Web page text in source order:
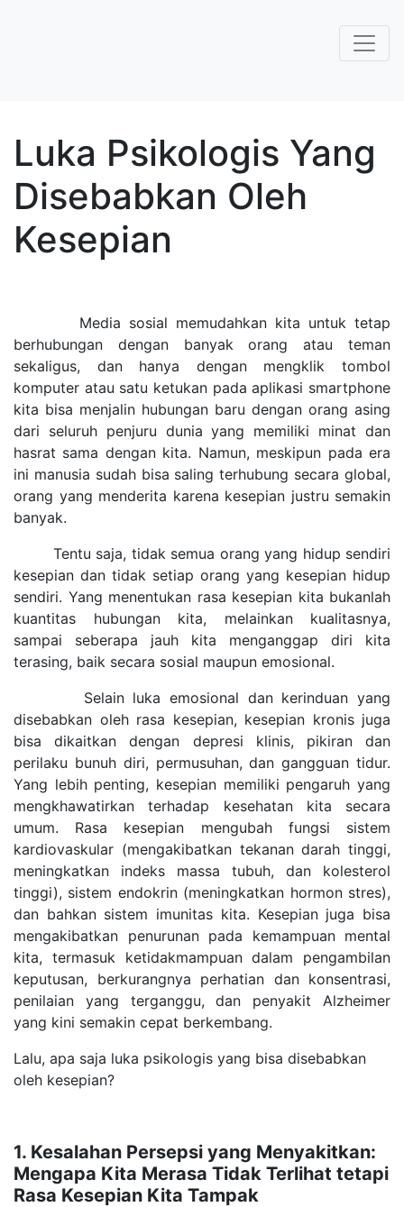
Luka Psikologis Yang
Disebabkan Oleh
Kesepian
Media sosial memudahkan kita untuk tetap
berhubungan dengan banyak orang atau teman
sekaligus, dan hanya dengan mengklik tombol
komputer atau satu ketukan pada aplikasi smartphone
kita bisa menjalin hubungan baru dengan orang asing
dari seluruh penjuru dunia yang memiliki minat dan
hasrat sama dengan kita. Namun, meskipun pada era
ini manusia sudah bisa saling terhubung secara global,
orang yang menderita karena kesepian justru semakin
banyak.
Tentu saja, tidak semua orang yang hidup sendiri
kesepian dan tidak setiap orang yang kesepian hidup
sendiri. Yang menentukan rasa kesepian kita bukanlah
kuantitas hubungan kita, melainkan kualitasnya,
sampai seberapa jauh kita menganggap diri kita
terasing, baik secara sosial maupun emosional.
Selain luka emosional dan kerinduan yang
disebabkan oleh rasa kesepian, kesepian kronis juga
bisa dikaitkan dengan depresi klinis, pikiran dan
perilaku bunuh diri, permusuhan, dan gangguan tidur.
Yang lebih penting, kesepian memiliki pengaruh yang
mengkhawatirkan terhadap kesehatan kita secara
umum. Rasa kesepian mengubah fungsi sistem
kardiovaskular (mengakibatkan tekanan darah tinggi,
meningkatkan indeks massa tubuh, dan kolesterol
tinggi), sistem endokrin (meningkatkan hormon stres),
dan bahkan sistem imunitas kita. Kesepian juga bisa
mengakibatkan penurunan pada kemampuan mental
kita, termasuk ketidakmampuan dalam pengambilan
keputusan, berkurangnya perhatian dan konsentrasi,
penilaian yang terganggu, dan penyakit Alzheimer
yang kini semakin cepat berkembang.
Lalu, apa saja luka psikologis yang bisa disebabkan
oleh kesepian?
1. Kesalahan Persepsi yang Menyakitkan:
Mengapa Kita Merasa Tidak Terlihat tetapi
Rasa Kesepian Kita Tampak